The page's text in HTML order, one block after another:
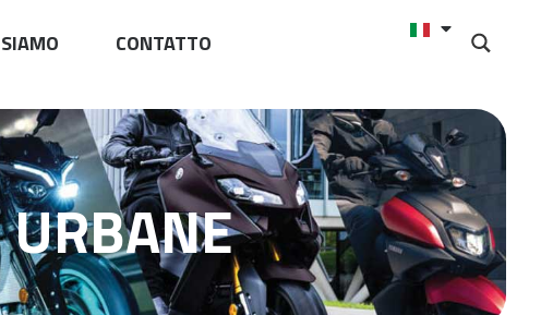
CONTATTO